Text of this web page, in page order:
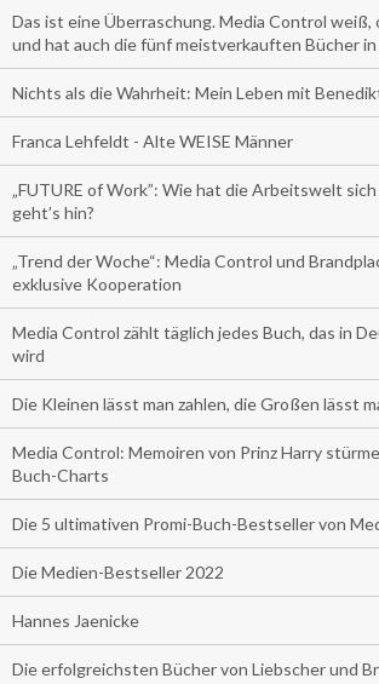
Das ist eine Überraschung. Media Control weiß,
und hat auch die fünf meistverkauften Bücher
Nichts als die Wahrheit: Mein Leben mit
Franca Lehfeldt - Alte WEISE Männer
„FUTURE of Work”: Wie hat die Arbeitswelt
geht’s hin?
„Trend der Woche“: Media Control und
exklusive Kooperation
Media Control zählt täglich jedes Buch, das in
wird
Die Kleinen lässt man zahlen, die Großen lässt
Media Control: Memoiren von Prinz Harry
Buch-Charts
Die 5 ultimativen Promi-Buch-Bestseller von
Die Medien-Bestseller 2022
Hannes Jaenicke
Die erfolgreichsten Bücher von Liebscher und